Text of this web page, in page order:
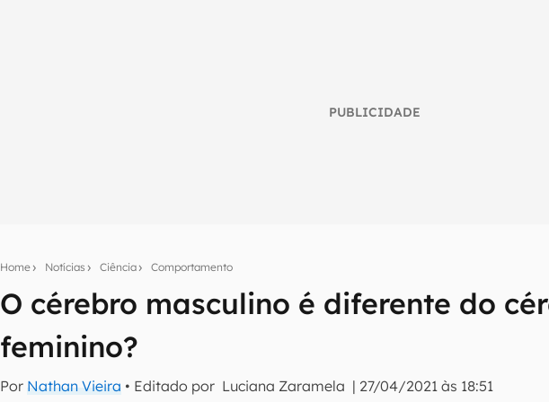
PUBLICIDADE
Home Notícias Ciência Comportamento
O cérebro masculino é diferente do
feminino?
Por Nathan Vieira • Editado por Luciana Zaramela | 27/04/2021 às 18:51
Seu resumo inteligente do mundo tech!
mão.
E-mail